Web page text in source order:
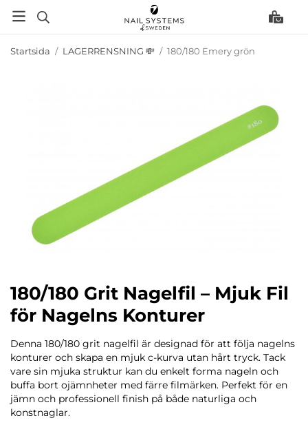
Startsida / LAGERRENSNING 💸 / 180/180 Emery grön
180/180 Grit Nagelfil – Mjuk Fil
för Nagelns Konturer
Denna 180/180 grit nagelfil är designad för att följa nagelns
konturer och skapa en mjuk c-kurva utan hårt tryck. Tack
vare sin mjuka struktur kan du enkelt forma nageln och
buffa bort ojämnheter med färre filmärken. Perfekt för en
jämn och professionell finish på både naturliga och
konstnaglar.